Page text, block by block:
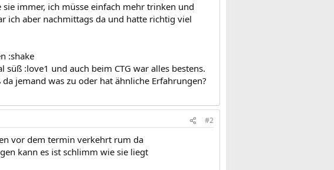
immer, ich müsse einfach mehr trinken und
ich aber nachmittags da und hatte richtig viel
:shake
:love1 und auch beim CTG war alles bestens.
jemand was zu oder hat ähnliche Erfahrungen?
#2
vor dem termin verkehrt rum da
kann es ist schlimm wie sie liegt